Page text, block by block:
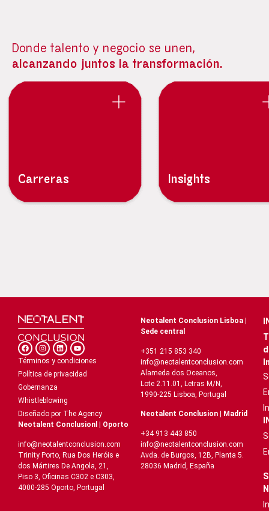
Donde talento y negocio se unen,
alcanzando juntos la transformación.
Carreras Insights
Términos y condiciones
Política de privacidad
Gobernanza
Whistleblowing
Diseñado por The Agency
Neotalent Conclusionl | Oporto
info@neotalentconclusion.com
Trinity Porto, Rua Dos Heróis e
dos Mártires De Angola, 21,
Piso 3, Oficinas C302 e C303,
4000-285 Oporto, Portugal
Neotalent Conclusion Lisboa |
Sede central
+351 215 853 340
info@neotalentconclusion.com
Alameda dos Oceanos,
Lote 2.11.01, Letras M/N,
1990-225 Lisboa, Portugal
Neotalent Conclusion | Madrid
+34 913 443 850
info@neotalentconclusion.com
Avda. de Burgos, 12B, Planta 5.
28036 Madrid, España